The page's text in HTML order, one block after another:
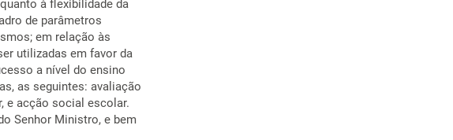
à flexibilidade da
de parâmetros
em relação às
utilizadas em favor da
a nível do ensino
as seguintes: avaliação
e acção social escolar.
Senhor Ministro, e bem